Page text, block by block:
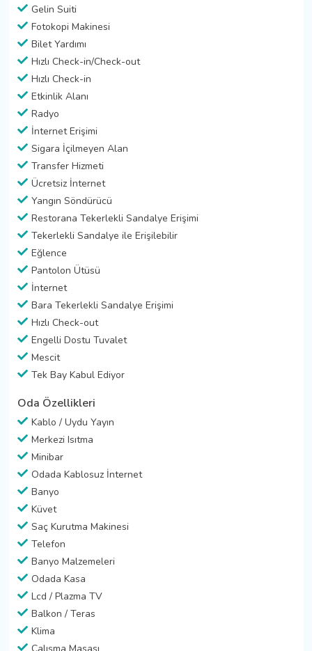
Gelin Suiti
Fotokopi Makinesi
Bilet Yardımı
Hızlı Check-in/Check-out
Hızlı Check-in
Etkinlik Alanı
Radyo
İnternet Erişimi
Sigara İçilmeyen Alan
Transfer Hizmeti
Ücretsiz İnternet
Yangın Söndürücü
Restorana Tekerlekli Sandalye Erişimi
Tekerlekli Sandalye ile Erişilebilir
Eğlence
Pantolon Ütüsü
İnternet
Bara Tekerlekli Sandalye Erişimi
Hızlı Check-out
Engelli Dostu Tuvalet
Mescit
Tek Bay Kabul Ediyor
Oda Özellikleri
Kablo / Uydu Yayın
Merkezi Isıtma
Minibar
Odada Kablosuz İnternet
Banyo
Küvet
Saç Kurutma Makinesi
Telefon
Banyo Malzemeleri
Odada Kasa
Lcd / Plazma TV
Balkon / Teras
Klima